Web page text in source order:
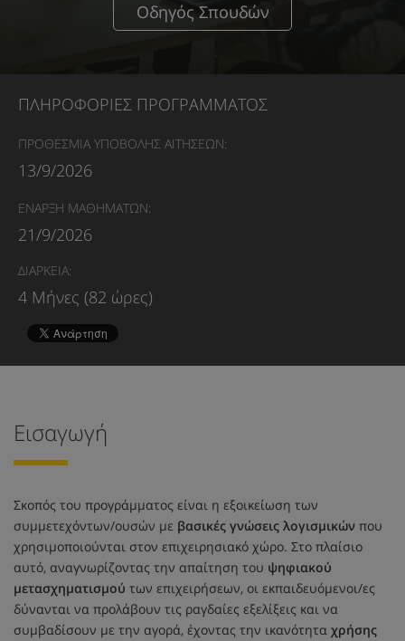
Οδηγός Σπουδών
ΠΛΗΡΟΦΟΡΙΕΣ ΠΡΟΓΡΑΜΜΑΤΟΣ
ΠΡΟΘΕΣΜΙΑ ΥΠΟΒΟΛΗΣ ΑΙΤΗΣΕΩΝ:
13/9/2026
ΕΝΑΡΞΗ ΜΑΘΗΜΑΤΩΝ:
21/9/2026
ΔΙΑΡΚΕΙΑ:
4 Μήνες (82 ώρες)
Εισαγωγή
Σκοπός του προγράμματος είναι η εξοικείωση των
συμμετεχόντων/ουσών με βασικές γνώσεις λογισμικών που
χρησιμοποιούνται στον επιχειρησιακό χώρο. Στο πλαίσιο
αυτό, αναγνωρίζοντας την απαίτηση του ψηφιακού
μετασχηματισμού των επιχειρήσεων, οι εκπαιδευόμενοι/ες
δύνανται να προλάβουν τις ραγδαίες εξελίξεις και να
συμβαδίσουν με την αγορά, έχοντας την ικανότητα χρήσης